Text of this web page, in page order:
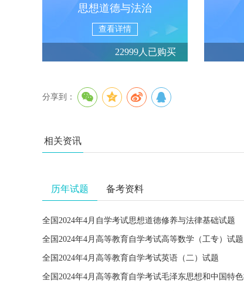
思想道德与法治
查看详情
22999人已购买
分享到：
相关资讯
历年试题 备考资料
全国2024年4月自学考试思想道德修养与法律基础试题
全国2024年4月高等教育自学考试高等数学（工专）试题
全国2024年4月高等教育自学考试英语（二）试题